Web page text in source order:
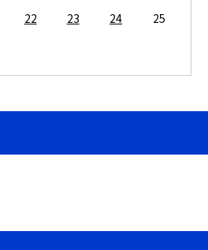
22 23 24
25